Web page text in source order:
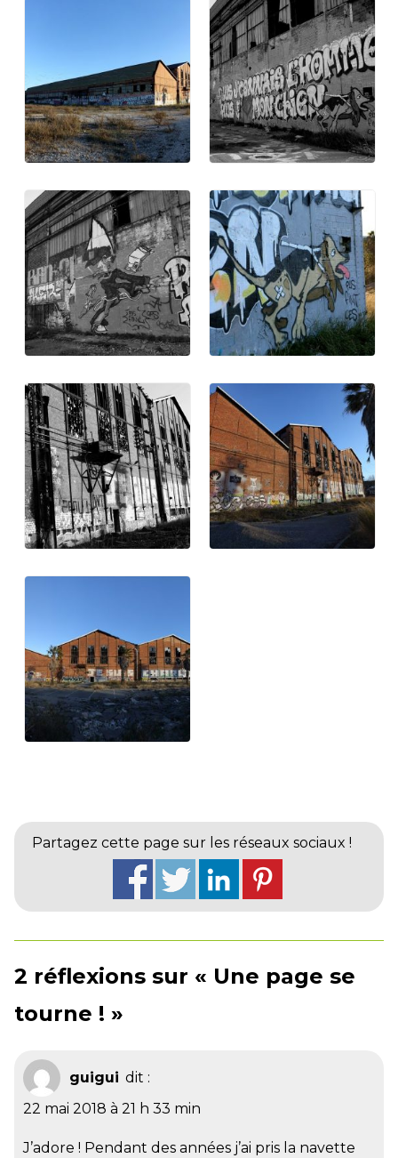
Partagez cette page sur les réseaux sociaux !
2 réflexions sur « Une page se
tourne ! »
guigui dit :
22 mai 2018 à 21 h 33 min
J’adore ! Pendant des années j’ai pris la navette